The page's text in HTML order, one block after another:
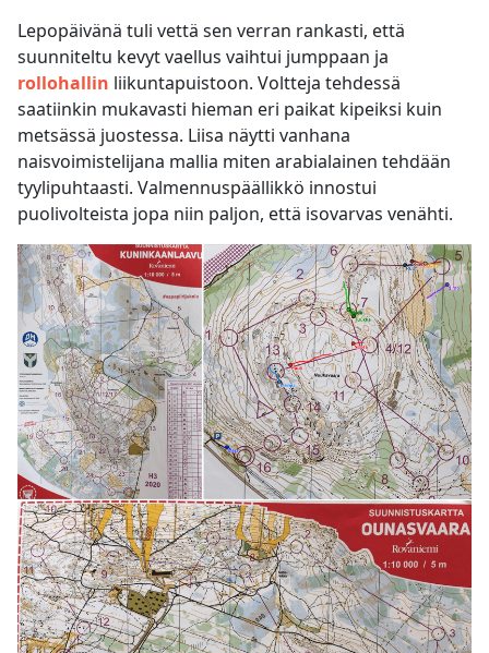
Lepopäivänä tuli vettä sen verran rankasti, että
suunniteltu kevyt vaellus vaihtui jumppaan ja
rollohallin liikuntapuistoon. Voltteja tehdessä
saatiinkin mukavasti hieman eri paikat kipeiksi kuin
metsässä juostessa. Liisa näytti vanhana
naisvoimistelijana mallia miten arabialainen tehdään
tyylipuhtaasti. Valmennuspäällikkö innostui
puolivolteista jopa niin paljon, että isovarvas venähti.